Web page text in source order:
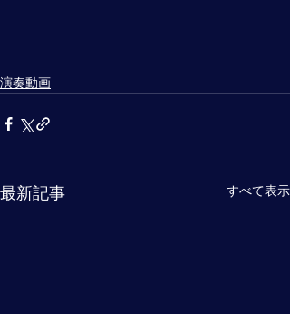
演奏動画
最新記事 すべて表示